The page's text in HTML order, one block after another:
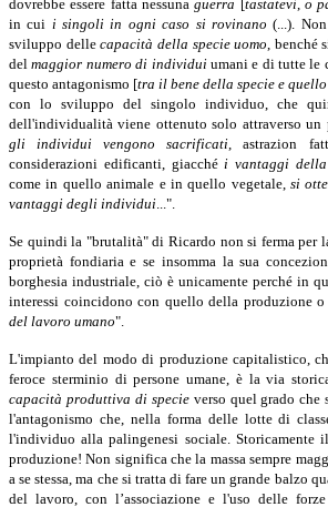
dovrebbe essere fatta nessunaguerra tastatevi,o
in cui i singoli in ogni caso si rovinano(...).
sviluppo dellecapacità della specie uomo, benché
delmaggior numero di individui umani e di tutte le
questo antagonismo [tra il bene della specie e
con lo sviluppo del singolo individuo, che
dell'individualità viene ottenuto solo attraverso un
gli individui vengono sacrificati,
astrazion
considerazioni edificanti, giacchéi vantaggi della
come in quello animale e in quello vegetale,si
vantaggi degli individui...".
Se quindi la "brutalità" di Ricardo non si ferma per
proprietà fondiaria e se insomma la sua
borghesia industriale, ciò è unicamente perché in
interessi coincidono con quello della produzione
del lavoro umano".
L'impianto del modo di produzione capitalistico,
feroce sterminio di persone umane, è la via
capacità produttiva di specie verso quel grado che
l'antagonismo che, nella forma delle lotte di
l'individuo alla palingenesi sociale. Storicamente
produzione! Non significa che la massa sempre
a se stessa, ma che si tratta di fare un grande balzo
del lavoro, con l’associazione e l'uso delle